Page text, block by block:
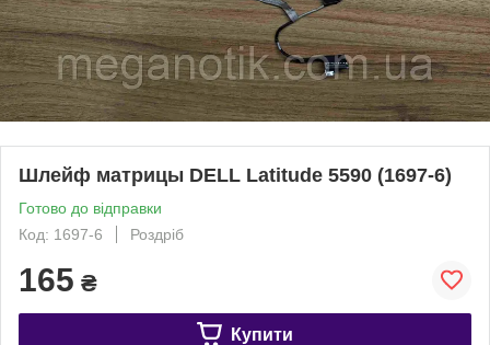
Шлейф матрицы DELL Latitude 5590 (1697-6)
Готово до відправки
Код: 1697-6
Роздріб
165 ₴
Купити